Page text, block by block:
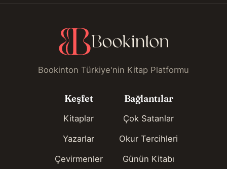
Bookinton Türkiye'nin Kitap Platformu
Keşfet
Kitaplar
Yazarlar
Çevirmenler
Bağlantılar
Çok Satanlar
Okur Tercihleri
Günün Kitabı